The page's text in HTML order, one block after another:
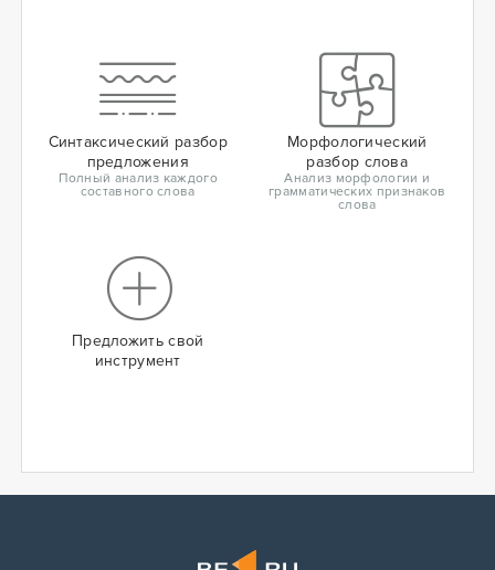
Синтаксический разбор
предложения
Полный анализ каждого
составного слова
Морфологический
разбор слова
Анализ морфологии и
грамматических признаков
слова
Предложить свой
инструмент